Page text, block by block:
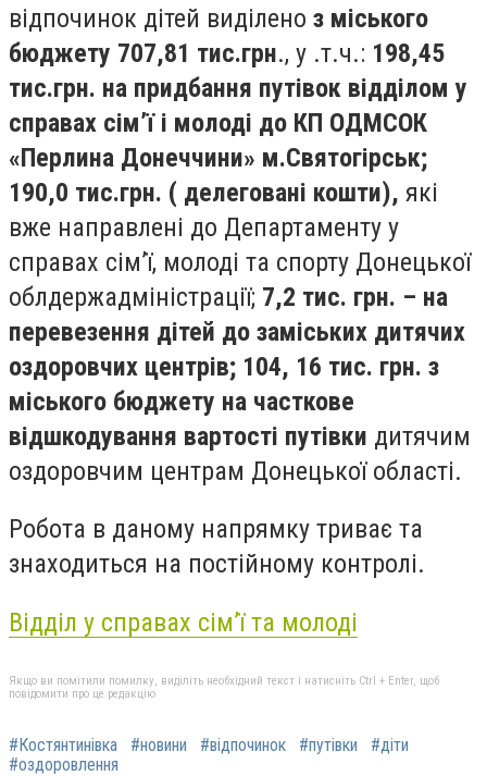
відпочинок дітей виділено з міського
бюджету 707,81 тис.грн., у .т.ч.: 198,45
тис.грн. на придбання путівок відділом у
справах сім’ї і молоді до КП ОДМСОК
«Перлина Донеччини» м.Святогірськ;
190,0 тис.грн. ( делеговані кошти), які
вже направлені до Департаменту у
справах сім’ї, молоді та спорту Донецької
облдержадміністрації; 7,2 тис. грн. – на
перевезення дітей до заміських дитячих
оздоровчих центрів; 104, 16 тис. грн. з
міського бюджету на часткове
відшкодування вартості путівки дитячим
оздоровчим центрам Донецької області.
Робота в даному напрямку триває та
знаходиться на постійному контролі.
Відділ у справах сім’ї та молоді
Якщо ви помітили помилку, виділіть необхідний текст і натисніть Ctrl + Enter, щоб
повідомити про це редакцію
#Костянтинівка #новини #відпочинок #путівки
#діти
#оздоровлення